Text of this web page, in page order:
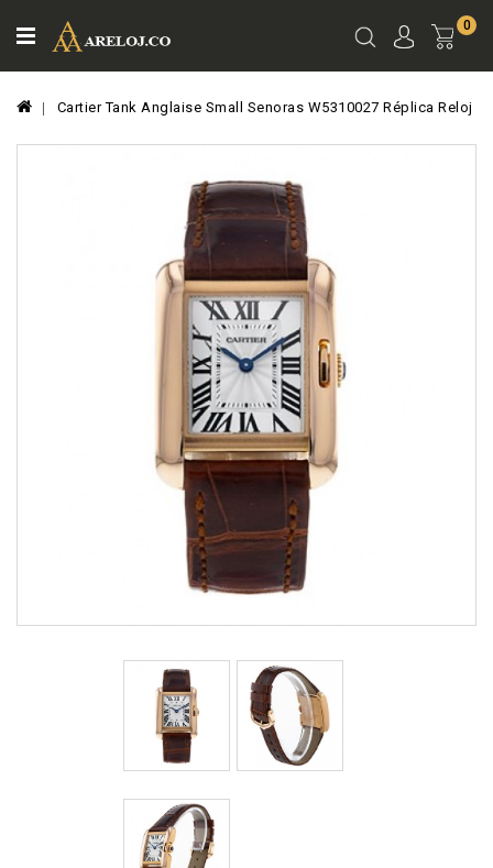
0
Cartier Tank Anglaise Small Senoras W5310027 Réplica Reloj